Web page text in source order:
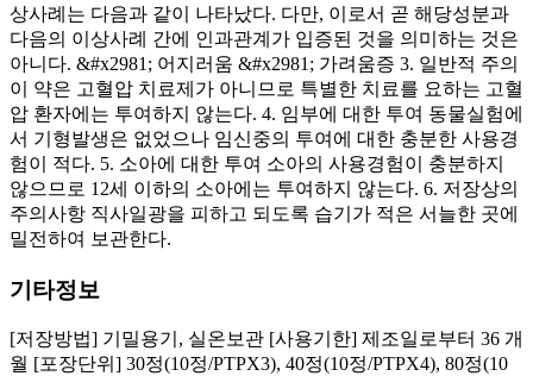
상사례는 다음과 같이 나타났다. 다만, 이로서 곧 해당성분과
다음의 이상사례 간에 인과관계가 입증된 것을 의미하는 것은
아니다. &#x2981; 어지러움 &#x2981; 가려움증 3. 일반적 주의
이 약은 고혈압 치료제가 아니므로 특별한 치료를 요하는 고혈
압 환자에는 투여하지 않는다. 4. 임부에 대한 투여 동물실험에
서 기형발생은 없었으나 임신중의 투여에 대한 충분한 사용경
험이 적다. 5. 소아에 대한 투여 소아의 사용경험이 충분하지
않으므로 12세 이하의 소아에는 투여하지 않는다. 6. 저장상의
주의사항 직사일광을 피하고 되도록 습기가 적은 서늘한 곳에
밀전하여 보관한다.
기타정보
[저장방법] 기밀용기, 실온보관 [사용기한] 제조일로부터 36 개
월 [포장단위] 30정(10정/PTPX3), 40정(10정/PTPX4), 80정(10